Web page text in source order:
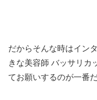
だからそんな時はイン
きな美容師 バッサリカ
てお願いするのが一番